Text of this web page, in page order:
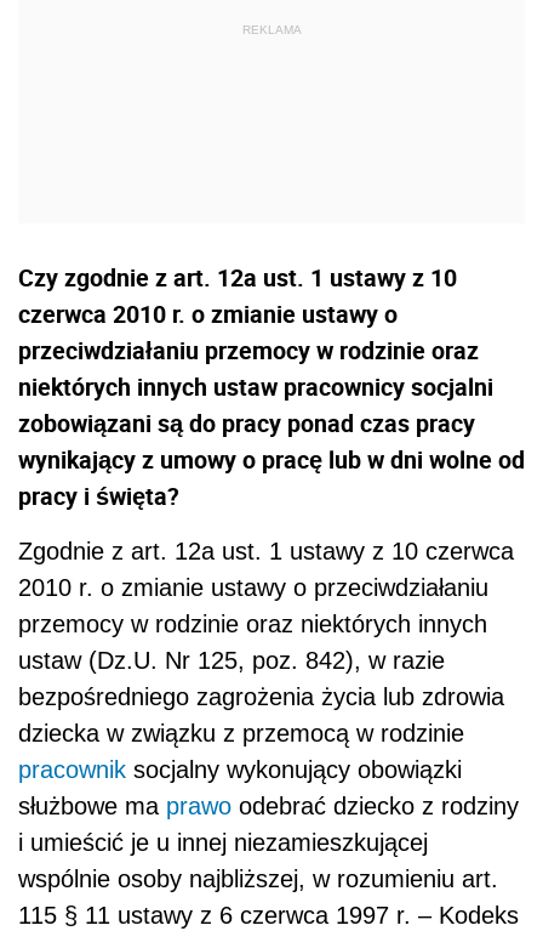
Czy zgodnie z art. 12a ust. 1 ustawy z 10
czerwca 2010 r. o zmianie ustawy o
przeciwdziałaniu przemocy w rodzinie oraz
niektórych innych ustaw pracownicy socjalni
zobowiązani są do pracy ponad czas pracy
wynikający z umowy o pracę lub w dni wolne od
pracy i święta?
Zgodnie z art. 12a ust. 1 ustawy z 10 czerwca
2010 r. o zmianie ustawy o przeciwdziałaniu
przemocy w rodzinie oraz niektórych innych
ustaw (Dz.U. Nr 125, poz. 842), w razie
bezpośredniego zagrożenia życia lub zdrowia
dziecka w związku z przemocą w rodzinie
pracownik socjalny wykonujący obowiązki
służbowe ma prawo odebrać dziecko z rodziny
i umieścić je u innej niezamieszkującej
wspólnie osoby najbliższej, w rozumieniu art.
115 § 11 ustawy z 6 czerwca 1997 r. – Kodeks